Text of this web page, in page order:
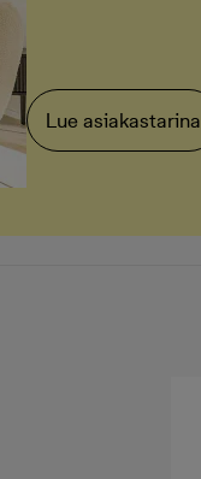
Lue asiakastarina